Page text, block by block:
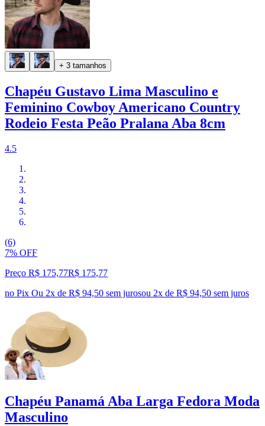
+ 3 tamanhos
Chapéu Gustavo Lima Masculino e
Feminino Cowboy Americano Country
Rodeio Festa Peão Pralana Aba 8cm
4.5
(6)
7% OFF
Preço R$ 175,77R$ 175,77
no Pix Ou 2x de R$ 94,50 sem jurosou 2x de R$ 94,50 sem juros
Chapéu Panamá Aba Larga Fedora Moda
Masculino